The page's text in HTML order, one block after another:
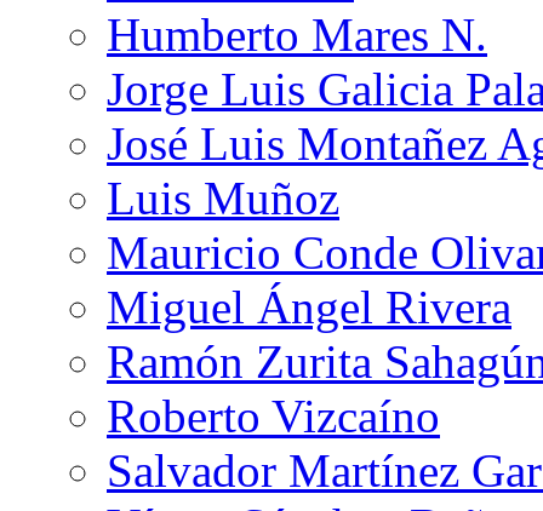
Humberto Mares N.
Jorge Luis Galicia
José Luis Montañez
Luis Muñoz
Mauricio Conde
Miguel Ángel Rivera
Ramón Zurita
Roberto Vizcaíno
Salvador Martínez